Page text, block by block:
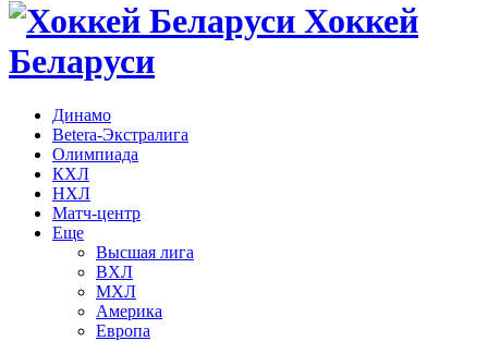
Хоккей
Беларуси
Динамо
Betera-Экстралига
Олимпиада
КХЛ
НХЛ
Матч-центр
Еще
Высшая лига
ВХЛ
МХЛ
Америка
Европа